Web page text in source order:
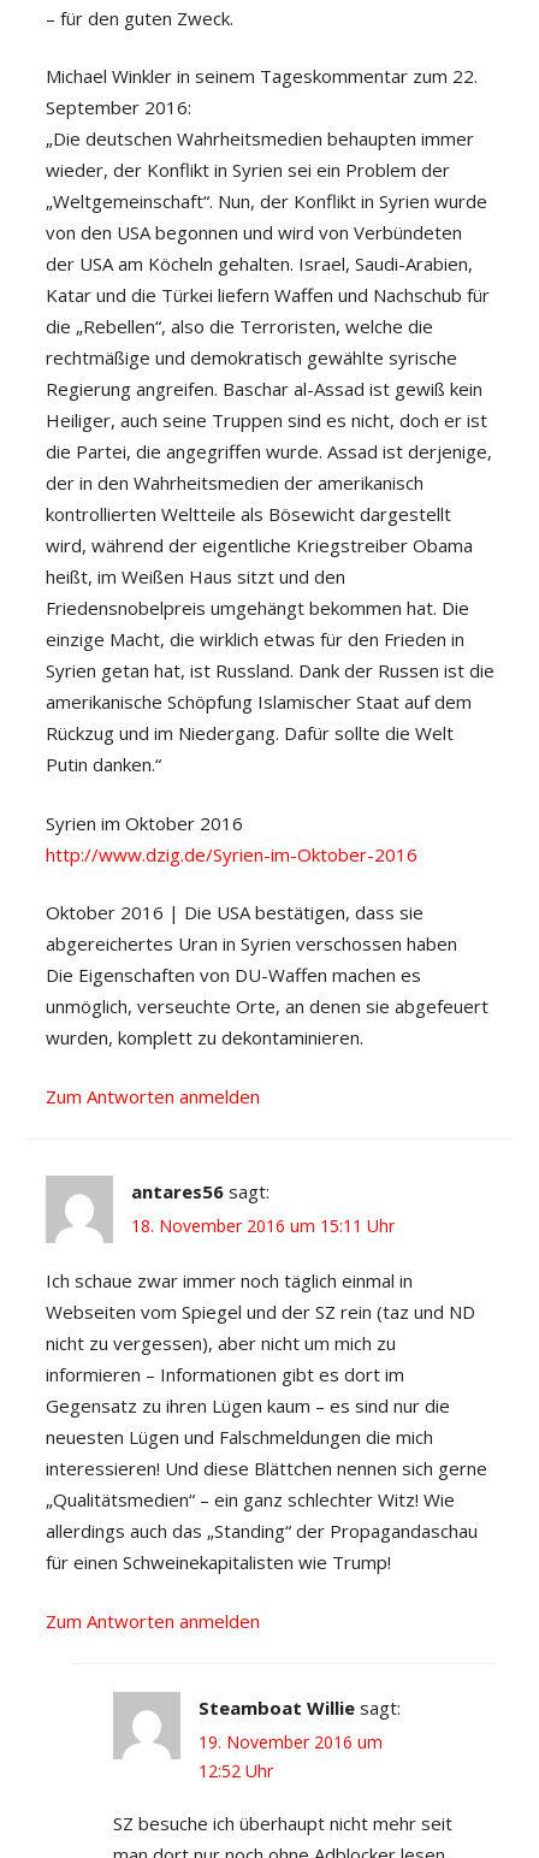
– für den guten Zweck.
Michael Winkler in seinem Tageskommentar zum 22.
September 2016:
„Die deutschen Wahrheitsmedien behaupten immer
wieder, der Konflikt in Syrien sei ein Problem der
„Weltgemeinschaft“. Nun, der Konflikt in Syrien wurde
von den USA begonnen und wird von Verbündeten
der USA am Köcheln gehalten. Israel, Saudi-Arabien,
Katar und die Türkei liefern Waffen und Nachschub für
die „Rebellen“, also die Terroristen, welche die
rechtmäßige und demokratisch gewählte syrische
Regierung angreifen. Baschar al-Assad ist gewiß kein
Heiliger, auch seine Truppen sind es nicht, doch er ist
die Partei, die angegriffen wurde. Assad ist derjenige,
der in den Wahrheitsmedien der amerikanisch
kontrollierten Weltteile als Bösewicht dargestellt
wird, während der eigentliche Kriegstreiber Obama
heißt, im Weißen Haus sitzt und den
Friedensnobelpreis umgehängt bekommen hat. Die
einzige Macht, die wirklich etwas für den Frieden in
Syrien getan hat, ist Russland. Dank der Russen ist die
amerikanische Schöpfung Islamischer Staat auf dem
Rückzug und im Niedergang. Dafür sollte die Welt
Putin danken.“
Syrien im Oktober 2016
http://www.dzig.de/Syrien-im-Oktober-2016
Oktober 2016 | Die USA bestätigen, dass sie
abgereichertes Uran in Syrien verschossen haben
Die Eigenschaften von DU-Waffen machen es
unmöglich, verseuchte Orte, an denen sie abgefeuert
wurden, komplett zu dekontaminieren.
Zum Antworten anmelden
antares56 sagt:
18. November 2016 um 15:11 Uhr
Ich schaue zwar immer noch täglich einmal in
Webseiten vom Spiegel und der SZ rein (taz und ND
nicht zu vergessen), aber nicht um mich zu
informieren – Informationen gibt es dort im
Gegensatz zu ihren Lügen kaum – es sind nur die
neuesten Lügen und Falschmeldungen die mich
interessieren! Und diese Blättchen nennen sich gerne
„Qualitätsmedien“ – ein ganz schlechter Witz! Wie
allerdings auch das „Standing“ der Propagandaschau
für einen Schweinekapitalisten wie Trump!
Zum Antworten anmelden
Steamboat Willie sagt:
19. November 2016 um
12:52 Uhr
SZ besuche ich überhaupt nicht mehr seit